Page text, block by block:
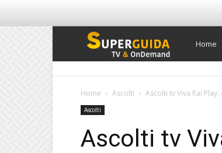
Super
Home
Home Ascolti Ascolti tv Viva Rai
Ascolti
Ascolti tv